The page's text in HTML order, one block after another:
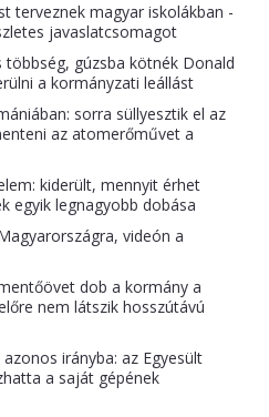
terveznek magyar iskolákban -
javaslatcsomagot
többség, gúzsba kötnék Donald
a kormányzati leállást
sorra süllyesztik el az
az atomerőművet a
kiderült, mennyit érhet
egyik legnagyobb dobása
videón a
dob a kormány a
nem látszik hosszútávú
irányba: az Egyesült
a saját gépének